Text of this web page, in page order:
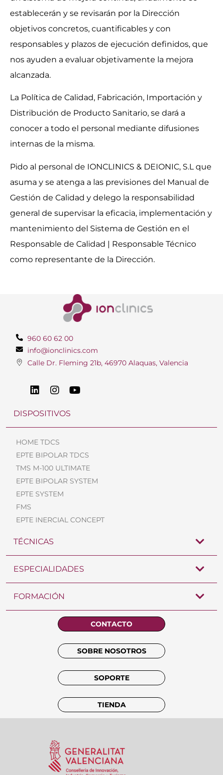
establecerán y se revisarán por la Dirección
objetivos concretos, cuantificables y con
responsables y plazos de ejecución definidos, que
nos ayuden a evaluar objetivamente la mejora
alcanzada.
La Política de Calidad, Fabricación, Importación y
Distribución de Producto Sanitario, se dará a
conocer a todo el personal mediante difusiones
internas de la misma.
Pido al personal de IONCLINICS & DEIONIC, S.L que
asuma y se atenga a las previsiones del Manual de
Gestión de Calidad y delego la responsabilidad
general de supervisar la eficacia, implementación y
mantenimiento del Sistema de Gestión en el
Responsable de Calidad | Responsable Técnico
como representante de la Dirección.
960 60 62 00
info@ionclinics.com
Calle Dr. Fleming 21b, 46970 Alaquas, Valencia
DISPOSITIVOS
HOME TDCS
EPTE BIPOLAR TDCS
TMS M-100 ULTIMATE
EPTE BIPOLAR SYSTEM
EPTE SYSTEM
FMS
EPTE INERCIAL CONCEPT
TÉCNICAS
ESPECIALIDADES
FORMACIÓN
CONTACTO
SOBRE NOSOTROS
SOPORTE
TIENDA